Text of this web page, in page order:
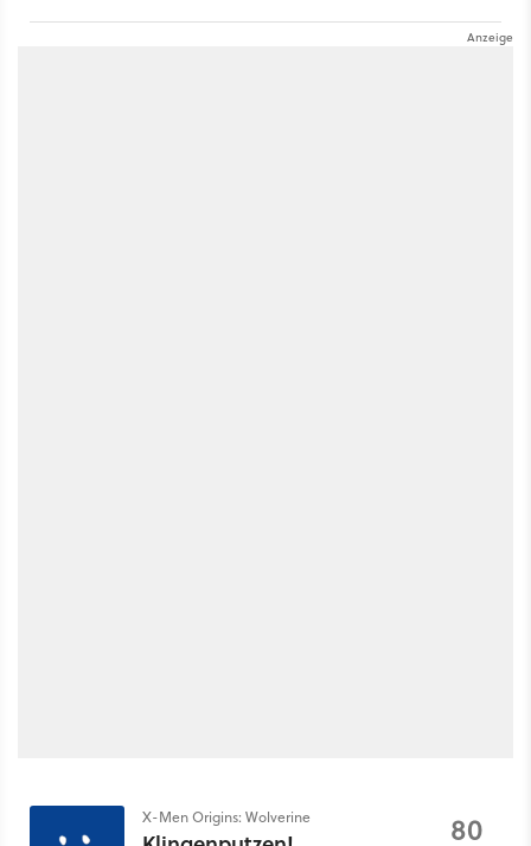
X-Men Origins: Wolverine 80